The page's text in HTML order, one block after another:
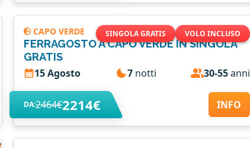
SINGOLA GRATIS VOLO INCLUSO
CAPO VERDE
FERRAGOSTO A CAPO VERDE IN SINGOLA
GRATIS
15 Agosto 7notti 30-55anni
DA:2464€2214€ INFO